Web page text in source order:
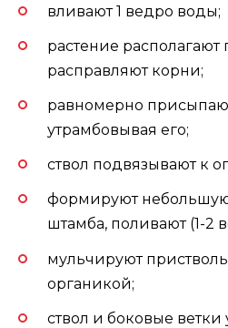
вливают 1 ведро воды;
растение располагают
расправляют корни;
равномерно
утрамбовывая его;
ствол подвязывают к
формируют небольшую
штамба, поливают (1-2
мульчируют
органикой;
ствол и боковые ветки